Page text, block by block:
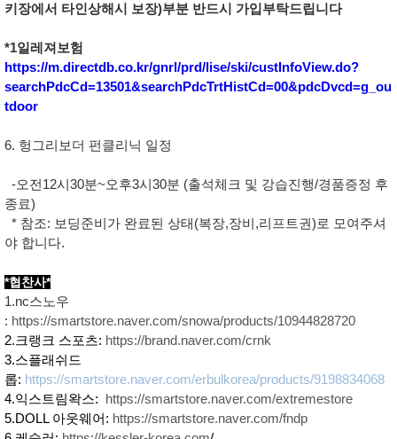
키장에서 타인상해시 보장)부분 반드시 가입부탁드립니다
*1일레져보험
https://m.directdb.co.kr/gnrl/prd/lise/ski/custInfoView.do?
searchPdcCd=13501&searchPdcTrtHistCd=00&pdcDvcd=g_ou
tdoor
6. 헝그리보더 펀클리닉 일정
-오전12시30분~오후3시30분 (출석체크 및 강습진행/경품증정 후
종료)
* 참조: 보딩준비가 완료된 상태(복장,장비,리프트권)로 모여주셔
야 합니다.
*협찬사*
1.nc스노우
: https://smartstore.naver.com/snowa/products/10944828720
2.크랭크 스포츠: https://brand.naver.com/crnk
3.스플래쉬드
롭: https://smartstore.naver.com/erbulkorea/products/9198834068
4.익스트림왁스: https://smartstore.naver.com/extremestore
5.DOLL 아웃웨어: https://smartstore.naver.com/fndp